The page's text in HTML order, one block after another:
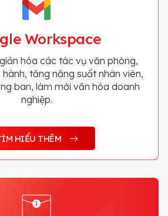
Workspace
hóa các tác vụ văn phòng,
tăng năng suất nhân viên,
ban, làm mới văn hóa doanh
nghiệp.
HIỂU THÊM